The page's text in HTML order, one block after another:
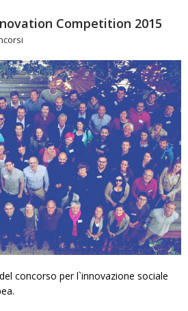
Competition 2015
concorso per l`innovazione sociale